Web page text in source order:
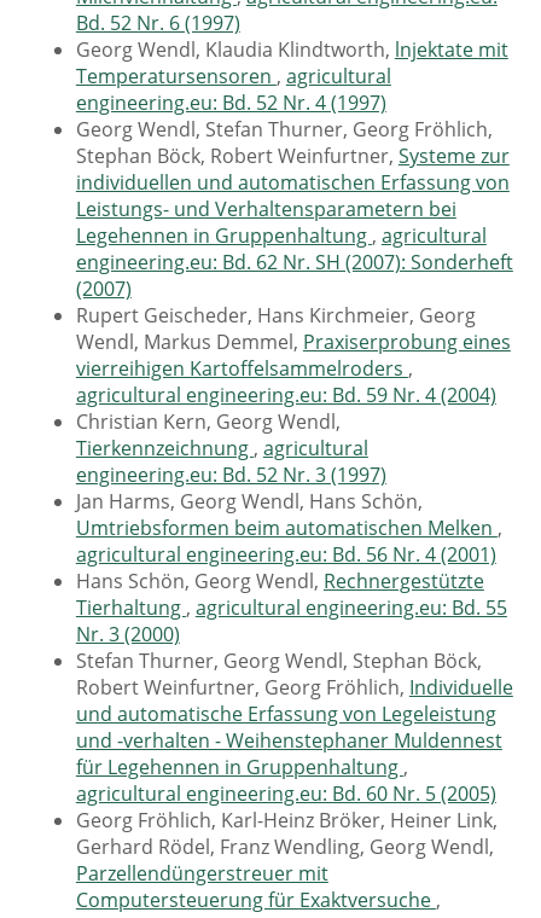
Bd. 52 Nr. 6 (1997)
Georg Wendl, Klaudia Klindtworth, lnjektate mit
Temperatursensoren , agricultural
engineering.eu: Bd. 52 Nr. 4 (1997)
Georg Wendl, Stefan Thurner, Georg Fröhlich,
Stephan Böck, Robert Weinfurtner, Systeme zur
individuellen und automatischen Erfassung von
Leistungs- und Verhaltensparametern bei
Legehennen in Gruppenhaltung , agricultural
engineering.eu: Bd. 62 Nr. SH (2007): Sonderheft
(2007)
Rupert Geischeder, Hans Kirchmeier, Georg
Wendl, Markus Demmel, Praxiserprobung eines
vierreihigen Kartoffelsammelroders ,
agricultural engineering.eu: Bd. 59 Nr. 4 (2004)
Christian Kern, Georg Wendl,
Tierkennzeichnung , agricultural
engineering.eu: Bd. 52 Nr. 3 (1997)
Jan Harms, Georg Wendl, Hans Schön,
Umtriebsformen beim automatischen Melken ,
agricultural engineering.eu: Bd. 56 Nr. 4 (2001)
Hans Schön, Georg Wendl, Rechnergestützte
Tierhaltung , agricultural engineering.eu: Bd. 55
Nr. 3 (2000)
Stefan Thurner, Georg Wendl, Stephan Böck,
Robert Weinfurtner, Georg Fröhlich, Individuelle
und automatische Erfassung von Legeleistung
und -verhalten - Weihenstephaner Muldennest
für Legehennen in Gruppenhaltung ,
agricultural engineering.eu: Bd. 60 Nr. 5 (2005)
Georg Fröhlich, Karl-Heinz Bröker, Heiner Link,
Gerhard Rödel, Franz Wendling, Georg Wendl,
Parzellendüngerstreuer mit
Computersteuerung für Exaktversuche ,